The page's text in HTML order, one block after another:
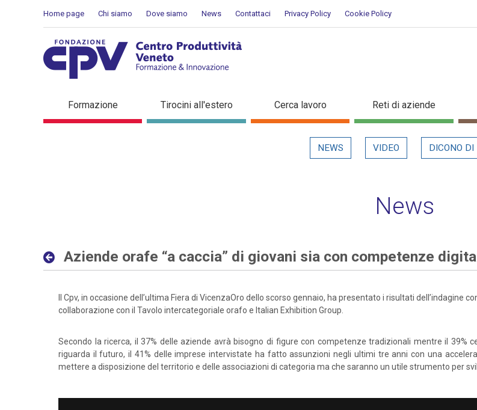
Home page Chi siamo Dove siamo News Contattaci Privacy Policy Cookie Policy
Aziende orafe “a caccia” di giovani sia con
Formazione Tirocini all'estero Cerca lavoro Reti di aziende
NEWS VIDEO DICONO DI
News
Aziende orafe “a caccia” di giovani sia con competenze
Il Cpv, in occasione dell’ultima Fiera di VicenzaOro dello scorso gennaio, ha presentato i risultati
collaborazione con il Tavolo intercategoriale orafo e Italian Exhibition Group.
Secondo la ricerca, il 37% delle aziende avrà bisogno di figure con competenze tradizionali mentre il 39%
riguarda il futuro, il 41% delle imprese intervistate ha fatto assunzioni negli ultimi tre anni con una
mettere a disposizione del territorio e delle associazioni di categoria ma che saranno un utile strumento per